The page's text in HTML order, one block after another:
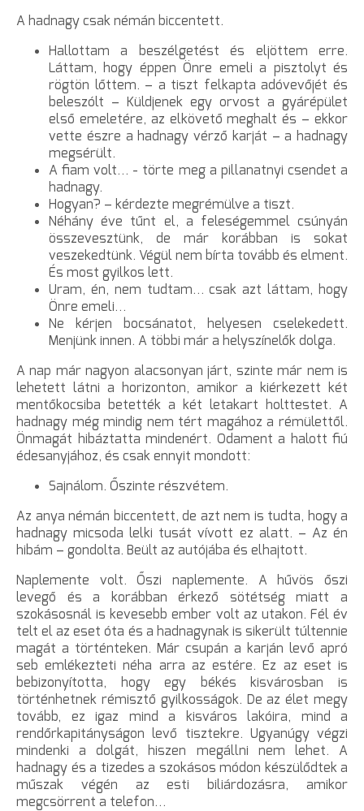
A hadnagy csak némán biccentett.
Hallottam a beszélgetést és eljöttem erre.
Láttam, hogy éppen Önre emeli a pisztolyt és
rögtön lőttem. – a tiszt felkapta adóvevőjét és
beleszólt – Küldjenek egy orvost a gyárépület
első emeletére, az elkövető meghalt és – ekkor
vette észre a hadnagy vérző karját – a hadnagy
megsérült.
A fiam volt… - törte meg a pillanatnyi csendet a
hadnagy.
Hogyan? – kérdezte megrémülve a tiszt.
Néhány éve tűnt el, a feleségemmel csúnyán
összevesztünk, de már korábban is sokat
veszekedtünk. Végül nem bírta tovább és elment.
És most gyilkos lett.
Uram, én, nem tudtam… csak azt láttam, hogy
Önre emeli…
Ne kérjen bocsánatot, helyesen cselekedett.
Menjünk innen. A többi már a helyszínelők dolga.
A nap már nagyon alacsonyan járt, szinte már nem is
lehetett látni a horizonton, amikor a kiérkezett két
mentőkocsiba betették a két letakart holttestet. A
hadnagy még mindig nem tért magához a rémülettől.
Önmagát hibáztatta mindenért. Odament a halott fiú
édesanyjához, és csak ennyit mondott:
Sajnálom. Őszinte részvétem.
Az anya némán biccentett, de azt nem is tudta, hogy a
hadnagy micsoda lelki tusát vívott ez alatt. – Az én
hibám – gondolta. Beült az autójába és elhajtott.
Naplemente volt. Őszi naplemente. A hűvös őszi
levegő és a korábban érkező sötétség miatt a
szokásosnál is kevesebb ember volt az utakon. Fél év
telt el az eset óta és a hadnagynak is sikerült túltennie
magát a történteken. Már csupán a karján levő apró
seb emlékezteti néha arra az estére. Ez az eset is
bebizonyította, hogy egy békés kisvárosban is
történhetnek rémisztő gyilkosságok. De az élet megy
tovább, ez igaz mind a kisváros lakóira, mind a
rendőrkapitányságon levő tisztekre. Ugyanúgy végzi
mindenki a dolgát, hiszen megállni nem lehet. A
hadnagy és a tizedes a szokásos módon készülődtek a
műszak végén az esti biliárdozásra, amikor
megcsörrent a telefon…